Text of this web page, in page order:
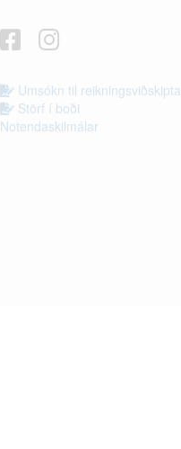
Umsókn til reikningsviðskipta
Störf í boði
Notendaskilmálar